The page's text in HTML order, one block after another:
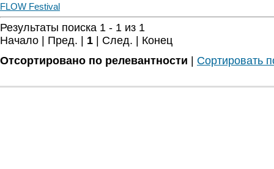
FLOW Festival
Результаты поиска 1 - 1 из 1
Начало | Пред. | 1 | След. | Конец
Отсортировано по релевантности
Сортировать